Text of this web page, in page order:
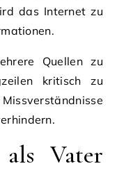
das Internet zu
Quellen zu
kritisch zu
Vater